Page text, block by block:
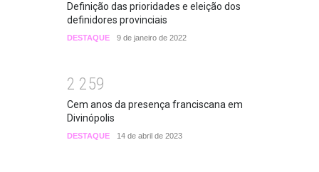
Definição das prioridades e eleição dos
definidores provinciais
DESTAQUE 9 de janeiro de 2022
2 259
Cem anos da presença franciscana em
Divinópolis
DESTAQUE 14 de abril de 2023